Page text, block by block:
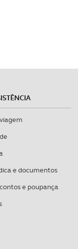
e documentos
e poupança